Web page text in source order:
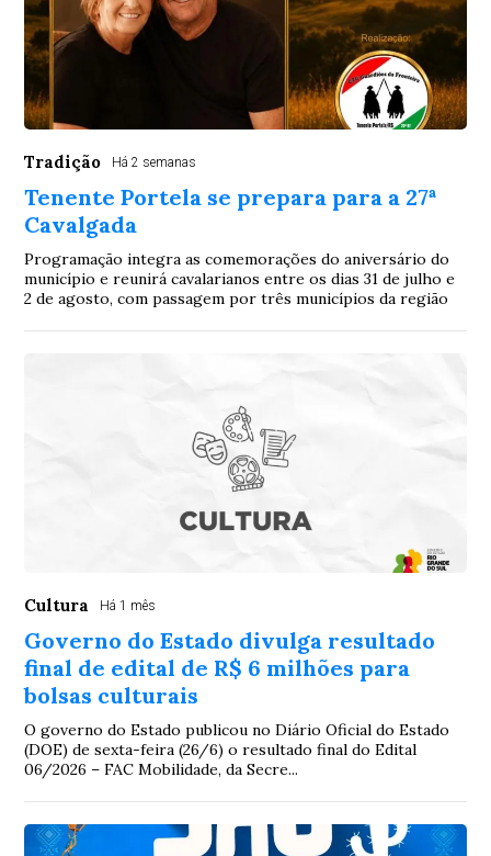
Tradição Há 2 semanas
Tenente Portela se prepara para a 27ª
Cavalgada
Programação integra as comemorações do aniversário do
município e reunirá cavalarianos entre os dias 31 de julho e
2 de agosto, com passagem por três municípios da região
Cultura Há 1 mês
Governo do Estado divulga resultado
final de edital de R$ 6 milhões para
bolsas culturais
O governo do Estado publicou no Diário Oficial do Estado
(DOE) de sexta-feira (26/6) o resultado final do Edital
06/2026 – FAC Mobilidade, da Secre...